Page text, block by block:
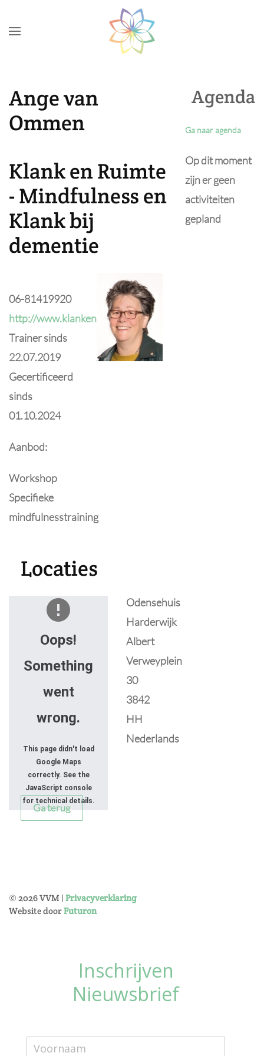
Skip to main content
Ange van
Ommen
Klank en Ruimte
- Mindfulness en
Klank bij
dementie
06-81419920
http://www.klankenruimte.nl
Trainer sinds
22.07.2019
Gecertificeerd
sinds
01.10.2024
Aanbod:
Workshop
Specifieke
mindfulnesstraining
Locaties
Oops!
Something
went
wrong.
This page didn't load
Google Maps
correctly. See the
JavaScript console
for technical details.
Odensehuis
Harderwijk
Albert
Verweyplein
30
3842
HH
Nederlands
Agenda
Ga naar agenda
Op dit moment
zijn er geen
activiteiten
gepland
Ga terug
© 2026VVM | Privacyverklaring
Website doorFuturon
Inschrijven
Nieuwsbrief